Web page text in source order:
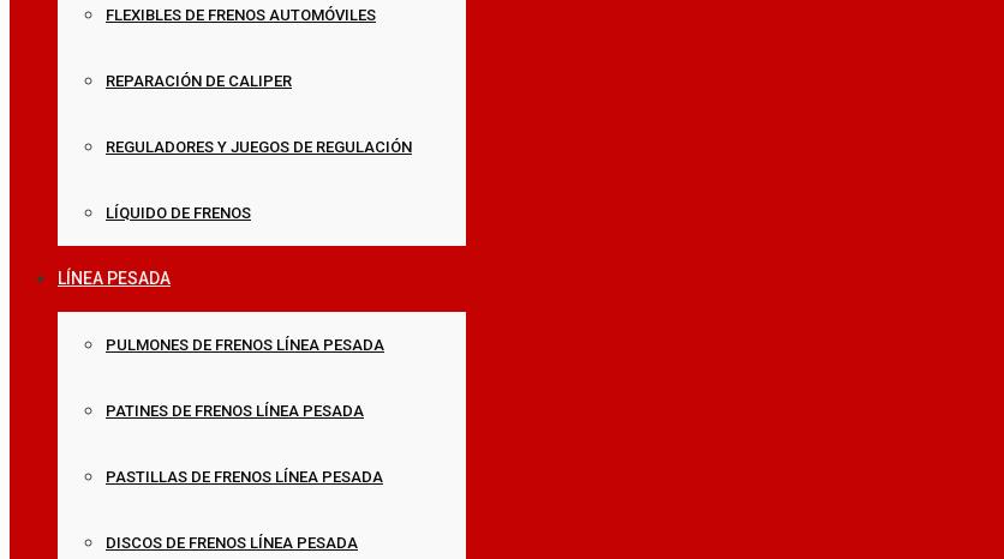
FLEXIBLES DE FRENOS AUTOMÓVILES
REPARACIÓN DE CALIPER
REGULADORES Y JUEGOS DE REGULACIÓN
LÍQUIDO DE FRENOS
LÍNEA PESADA
PULMONES DE FRENOS LÍNEA PESADA
PATINES DE FRENOS LÍNEA PESADA
PASTILLAS DE FRENOS LÍNEA PESADA
DISCOS DE FRENOS LÍNEA PESADA